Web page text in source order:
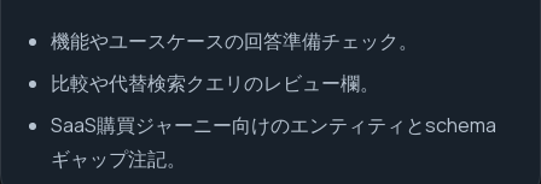
機能やユースケースの回答準備チェック。
比較や代替検索クエリのレビュー欄。
SaaS購買ジャーニー向けのエンティティとschema
ギャップ注記。